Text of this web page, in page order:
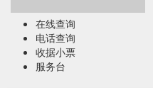
在线查询
电话查询
收据小票
服务台